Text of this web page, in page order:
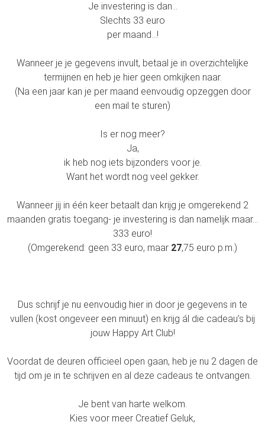
Je investering is dan…
Slechts 33 euro
per maand…!
Wanneer je je gegevens invult, betaal je in overzichtelijke
termijnen en heb je hier geen omkijken naar.
(Na een jaar kan je per maand eenvoudig opzeggen door
een mail te sturen)
Is er nog meer?
Ja,
ik heb nog iets bijzonders voor je.
Want het wordt nog veel gekker.
Wanneer jij in één keer betaalt dan krijg je omgerekend 2
maanden gratis toegang- je investering is dan namelijk maar…
333 euro!
(Omgerekend: geen 33 euro, maar 27,75 euro p.m.)
Dus schrijf je nu eenvoudig hier in door je gegevens in te
vullen (kost ongeveer een minuut) en krijg ál die cadeau’s bij
jouw Happy Art Club!
Voordat de deuren officieel open gaan, heb je nu 2 dagen de
tijd om je in te schrijven en al deze cadeaus te ontvangen.
Je bent van harte welkom.
Kies voor meer Creatief Geluk,